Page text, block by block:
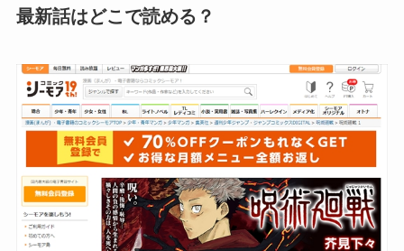
最新話はどこで読める？